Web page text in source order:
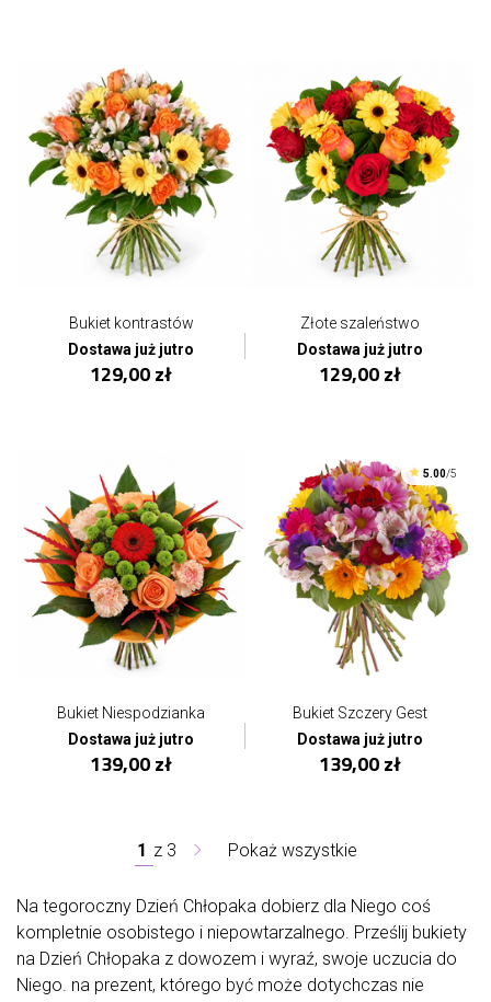
Bukiet kontrastów
Dostawa już jutro
129,00 zł
Złote szaleństwo
Dostawa już jutro
129,00 zł
Bukiet Niespodzianka
Dostawa już jutro
139,00 zł
5.00/5
Bukiet Szczery Gest
Dostawa już jutro
139,00 zł
1 z 3 Pokaż wszystkie
Na tegoroczny Dzień Chłopaka dobierz dla Niego coś
kompletnie osobistego i niepowtarzalnego. Prześlij bukiety
na Dzień Chłopaka z dowozem i wyraź, swoje uczucia do
Niego. na prezent, którego być może dotychczas nie